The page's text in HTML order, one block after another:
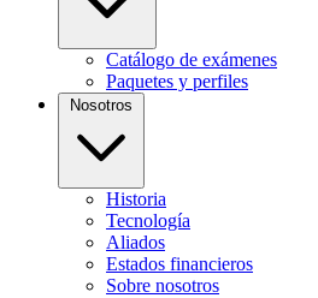
Catálogo de exámenes
Paquetes y perfiles
Historia
Tecnología
Aliados
Estados financieros
Sobre nosotros